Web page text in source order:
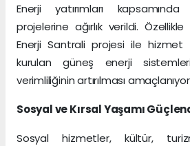
Enerji yatırımları
projelerine ağırlık verildi.
Enerji Santrali projesi ile hizmet
kurulan güneş enerji
verimliliğinin artırılması
Sosyal ve Kırsal Yaşamı
Sosyal hizmetler, kültür,